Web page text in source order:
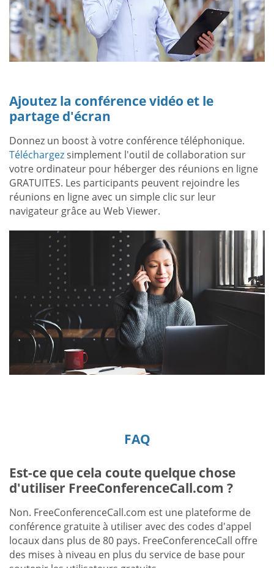
Ajoutez la conférence vidéo et le
partage d'écran
Donnez un boost à votre conférence téléphonique.
Téléchargezsimplement l'outil de collaboration sur
votre ordinateur pour héberger des réunions en ligne
GRATUITES. Les participants peuvent rejoindre les
réunions en ligne avec un simple clic sur leur
navigateur grâce au Web Viewer.
FAQ
Est-ce que cela coute quelque chose
d'utiliser FreeConferenceCall.com ?
Non. FreeConferenceCall.com est une plateforme de
conférence gratuite à utiliser avec des codes d'appel
locaux dans plus de 80 pays. FreeConferenceCall offre
des mises à niveau en plus du service de base pour